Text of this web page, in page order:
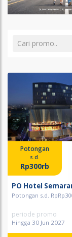
Potongan
s.d.
Rp300rb
PO Hotel
Potongan s.d.
periode promo
Hingga 30 Jun 2027